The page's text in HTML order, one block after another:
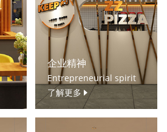
企业精神
Entrepreneurial spirit
了解更多